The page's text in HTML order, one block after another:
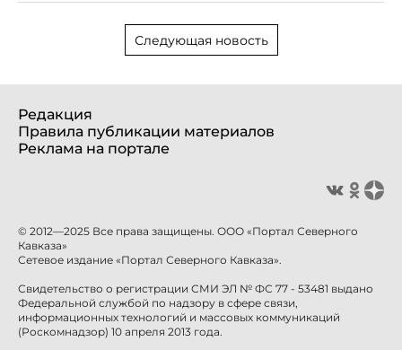
Следующая новость
Редакция
Правила публикации материалов
Реклама на портале
© 2012—2025 Все права защищены. ООО «Портал Северного
Кавказа»
Сетевое издание «Портал Северного Кавказа».
Свидетельство о регистрации СМИ ЭЛ № ФС 77 - 53481 выдано
Федеральной службой по надзору в сфере связи,
информационных технологий и массовых коммуникаций
(Роскомнадзор) 10 апреля 2013 года.